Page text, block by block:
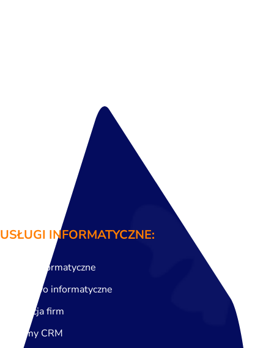
USŁUGI INFORMATYCZNE:
Audyty informatyczne
Doradztwo informatyczne
Cyfryzacja firm
Systemy CRM